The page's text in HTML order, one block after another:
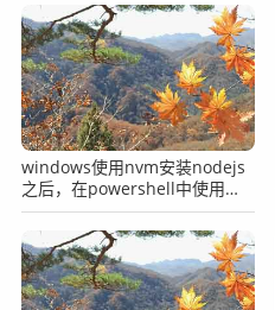
windows使用nvm安装nodejs
之后，在powershell中使用
node命令提示找不到怎么办？